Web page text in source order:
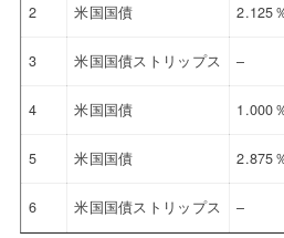
2 米国国債 2.125
3 米国国債ストリップス –
4 米国国債 1.000
5 米国国債 2.875
6 米国国債ストリップス –